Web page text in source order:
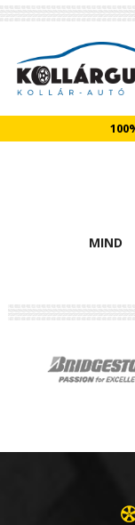
MIND